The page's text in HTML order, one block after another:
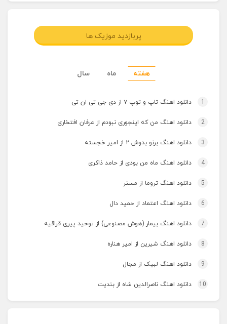
پربازدید موزیک ها
هفته ماه سال
1 دانلود اهنگ تاپ و توپ ۷ از دی جی تی ان تی
2 دانلود اهنگ من که اینجوری نبودم از عرفان افتخاری
3 دانلود اهنگ برنو بدوش ۲ از امیر خجسته
4 دانلود اهنگ ماه من بودی از حامد ذاکری
5 دانلود اهنگ تروما از مستر
6 دانلود اهنگ اعتماد از حمید دال
7 دانلود اهنگ بیمار (هوش مصنوعی) از توحید پیری قراقیه
8 دانلود اهنگ شیرین از امیر هناره
9 دانلود اهنگ لبیک از مجال
10 دانلود اهنگ ناصرالدین شاه از بندیت